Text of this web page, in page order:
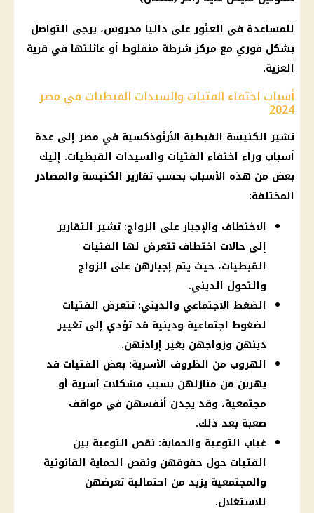
للمساعدة في العثور على داليا محروس، يرجى التواصل
بشكل فوري مع مركز شرطة منفلوط أو عائلتها في قرية
العزية.
أسباب اختفاء الفتيات والسيدات القبطيات في مصر
2024
تشير الكنيسة القبطية الأرثوذكسية في مصر إلى عدة
أسباب وراء اختفاء الفتيات والسيدات القبطيات. إليك
بعض من هذه الأسباب بحسب تقارير الكنيسة والمصادر
المختلفة:
الاختطاف والإجبار على الزواج: تشير التقارير
إلى حالات اختطاف تتعرض لها الفتيات
القبطيات، حيث يتم إجبارهن على الزواج
والتحول الديني.
الضغط الاجتماعي والديني: تتعرض الفتيات
لضغوط اجتماعية ودينية قد تؤدي إلى تغيير
دينهن وزواجهن بغير إرادتهن.
الهروب من الظروف الأسرية: بعض الفتيات قد
يهربن من منازلهن بسبب مشكلات أسرية أو
مجتمعية، وقد يجدن أنفسهن في مواقف
صعبة بعد ذلك.
غياب التوعية والحماية: نقص التوعية بين
الفتيات حول حقوقهن ونقص الحماية القانونية
والمجتمعية يزيد من احتمالية تعرضهن
للاستغلال.